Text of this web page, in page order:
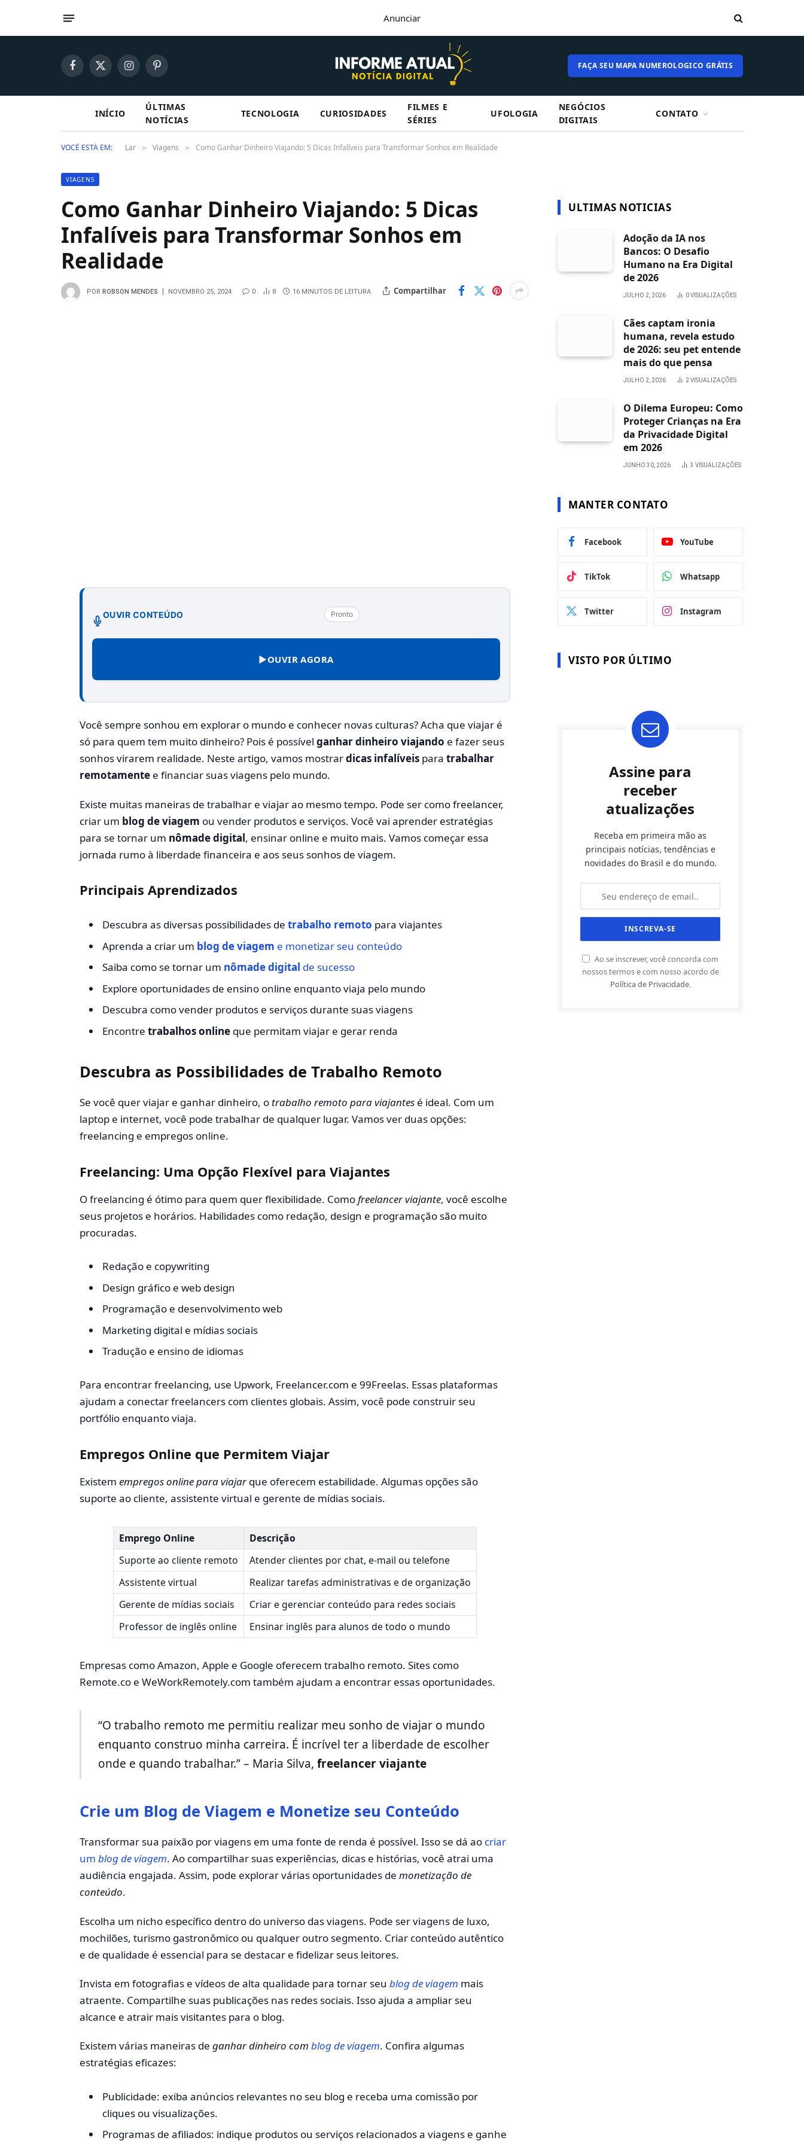
Anunciar
Facebook
X
InstagramPinterest FAÇA SEU MAPA NUMEROLOGICO GRÁTIS
INÍCIO
ÚLTIMAS
NOTÍCIAS
TECNOLOGIA CURIOSIDADES
FILMES E
SÉRIES
UFOLOGIA
NEGÓCIOS
DIGITAIS
CONTATO
VOCÊ ESTÁ EM: Lar » Viagens » Como Ganhar Dinheiro Viajando: 5 Dicas Infalíveis para Transformar Sonhos em Realidade
VIAGENS
Como Ganhar Dinheiro Viajando: 5 Dicas
Infalíveis para Transformar Sonhos em
Realidade
POR ROBSON MENDES NOVEMBRO 25, 2024 0 8 16 MINUTOS DE LEITURA Compartilhar
OUVIR CONTEÚDO Pronto
▶OUVIR AGORA
Você sempre sonhou em explorar o mundo e conhecer novas culturas? Acha que viajar é
só para quem tem muito dinheiro? Pois é possível ganhar dinheiro viajando e fazer seus
sonhos virarem realidade. Neste artigo, vamos mostrardicas infalíveispara trabalhar
remotamentee financiar suas viagens pelo mundo.
Existe muitas maneiras de trabalhar e viajar ao mesmo tempo. Pode ser como freelancer,
criar um blog de viagem ou vender produtos e serviços. Você vai aprender estratégias
para se tornar um nômade digital, ensinar online e muito mais. Vamos começar essa
jornada rumo à liberdade financeira e aos seus sonhos de viagem.
Principais Aprendizados
Descubra as diversas possibilidades de trabalho remoto para viajantes
Aprenda a criar um blog de viagem e monetizar seu conteúdo
Saiba como se tornar um nômade digital de sucesso
Explore oportunidades de ensino online enquanto viaja pelo mundo
Descubra como vender produtos e serviços durante suas viagens
Encontre trabalhos onlineque permitam viajar e gerar renda
Descubra as Possibilidades de Trabalho Remoto
Se você quer viajar e ganhar dinheiro, o trabalho remoto para viajantesé ideal. Com um
laptop e internet, você pode trabalhar de qualquer lugar. Vamos ver duas opções:
freelancing e empregos online.
Freelancing: Uma Opção Flexível para Viajantes
O freelancing é ótimo para quem quer flexibilidade. Comofreelancer viajante, você escolhe
seus projetos e horários. Habilidades como redação, design e programação são muito
procuradas.
Redação e copywriting
Design gráfico e web design
Programação e desenvolvimento web
Marketing digital e mídias sociais
Tradução e ensino de idiomas
Para encontrar freelancing, use Upwork, Freelancer.com e 99Freelas. Essas plataformas
ajudam a conectar freelancers com clientes globais. Assim, você pode construir seu
portfólio enquanto viaja.
Empregos Online que Permitem Viajar
Existem empregos online para viajarque oferecem estabilidade. Algumas opções são
suporte ao cliente, assistente virtual e gerente de mídias sociais.
Emprego Online
Descrição
Suporte ao cliente remoto
Atender clientes por chat, e-mail ou telefone
Assistente virtual
Realizar tarefas administrativas e de organização
Gerente de mídias sociais
Criar e gerenciar conteúdo para redes sociais
Professor de inglês online
Ensinar inglês para alunos de todo o mundo
Empresas como Amazon, Apple e Google oferecem trabalho remoto. Sites como
Remote.co e WeWorkRemotely.com também ajudam a encontrar essas oportunidades.
“O trabalho remoto me permitiu realizar meu sonho de viajar o mundo
enquanto construo minha carreira. É incrível ter a liberdade de escolher
onde e quando trabalhar.” – Maria Silva,freelancer viajante
Crie um Blog de Viagem e Monetize seu Conteúdo
Transformar sua paixão por viagens em uma fonte de renda é possível. Isso se dá ao criar
um blog de viagem. Ao compartilhar suas experiências, dicas e histórias, você atrai uma
audiência engajada. Assim, pode explorar várias oportunidades de monetização de
conteúdo.
Escolha um nicho específico dentro do universo das viagens. Pode ser viagens de luxo,
mochilões, turismo gastronômico ou qualquer outro segmento. Criar conteúdo autêntico
e de qualidade é essencial para se destacar e fidelizar seus leitores.
Invista em fotografias e vídeos de alta qualidade para tornar seu blog de viagem mais
atraente. Compartilhe suas publicações nas redes sociais. Isso ajuda a ampliar seu
alcance e atrair mais visitantes para o blog.
Existem várias maneiras de ganhar dinheiro com blog de viagem. Confira algumas
estratégias eficazes:
Publicidade: exiba anúncios relevantes no seu blog e receba uma comissão por
cliques ou visualizações.
Programas de afiliados: indique produtos ou serviços relacionados a viagens e ganhe
ULTIMAS NOTICIAS
Adoção da IA nos
Bancos: O Desafio
Humano na Era Digital
de 2026
JULHO 2, 2026 0VISUALIZAÇÕES
Cães captam ironia
humana, revela estudo
de 2026: seu pet entende
mais do que pensa
JULHO 2, 2026 2 VISUALIZAÇÕES
O Dilema Europeu: Como
Proteger Crianças na Era
da Privacidade Digital
em 2026
JUNHO 30, 2026 3 VISUALIZAÇÕES
MANTER CONTATO
Facebook YouTube
TikTok Whatsapp
Twitter Instagram
VISTO POR ÚLTIMO
Assine para
receber
atualizações
Receba em primeira mão as
principais notícias, tendências e
novidades do Brasil e do mundo.
Ao se inscrever, você concorda com
nossos termos e com nosso acordo de
Política de Privacidade.